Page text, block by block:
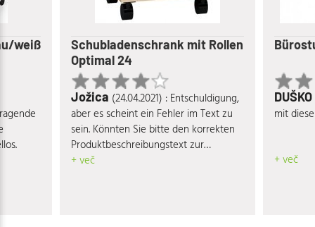
weiß
Schubladenschrank mit Rollen
Optimal 24
Jožica (24.04.2021) : Entschuldigung,
aber es scheint ein Fehler im Text zu
sein. Könnten Sie bitte den korrekten
Produktbeschreibungstext zur
Verfügung stellen?
+ več
DUŠKO
mit
+ več